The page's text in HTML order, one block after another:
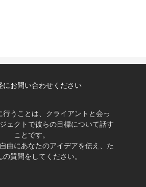
にお問い合わせください
行うことは、クライアントと会っ
ェクトで彼らの目標について話す
ことです。
由にあなたのアイデアを伝え、た
の質問をしてください。